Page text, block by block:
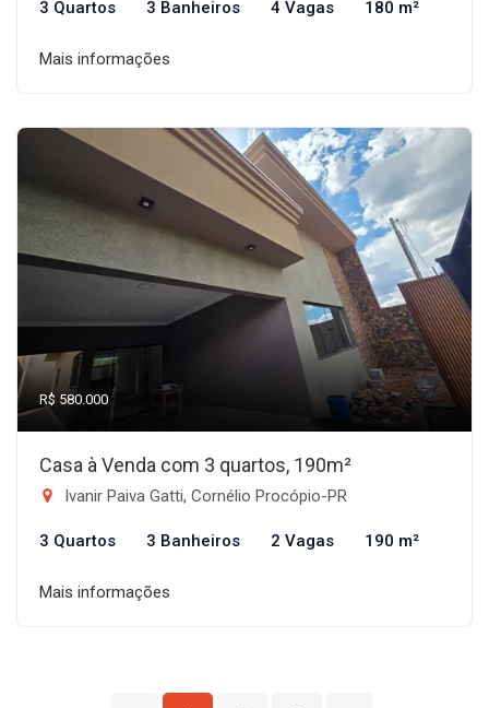
3 Quartos 3 Banheiros 4 Vagas 180 m²
Mais informações
R$ 580.000
Casa à Venda com 3 quartos, 190m²
Ivanir Paiva Gatti, Cornélio Procópio-PR
3 Quartos 3 Banheiros 2 Vagas 190 m²
Mais informações